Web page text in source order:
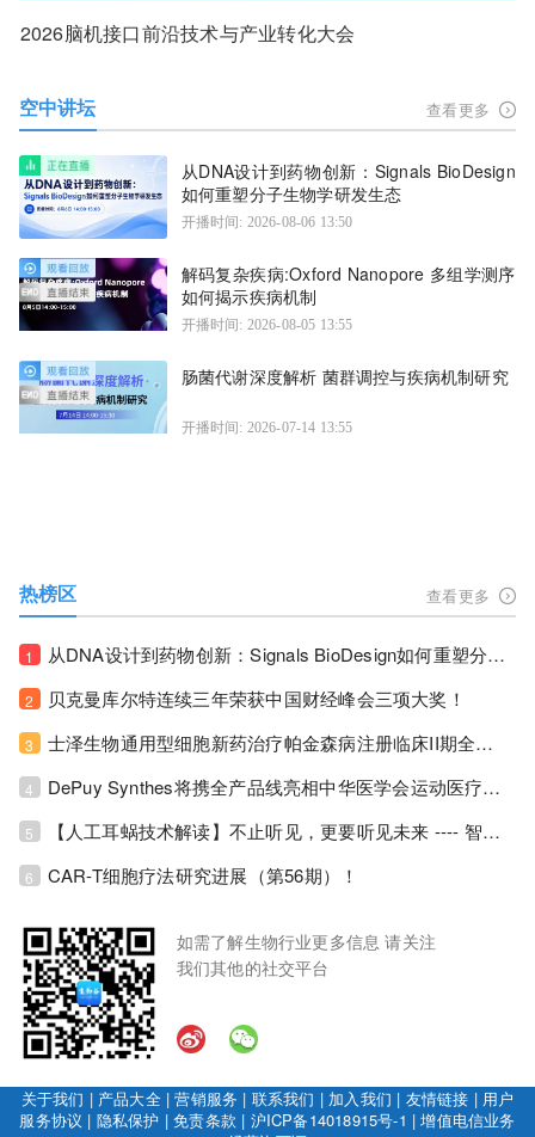
2026脑机接口前沿技术与产业转化大会
空中讲坛 查看更多
从DNA设计到药物创新：Signals BioDesign
如何重塑分子生物学研发生态
开播时间: 2026-08-06 13:50
解码复杂疾病:Oxford Nanopore 多组学测序
如何揭示疾病机制
开播时间: 2026-08-05 13:55
肠菌代谢深度解析 菌群调控与疾病机制研究
开播时间: 2026-07-14 13:55
热榜区 查看更多
1 从DNA设计到药物创新：Signals BioDesign如何重塑分子生物学研发生态！
2 贝克曼库尔特连续三年荣获中国财经峰会三项大奖！
3 士泽生物通用型细胞新药治疗帕金森病注册临床II期全部入组完成！
4 DePuy Synthes将携全产品线亮相中华医学会运动医疗分会大会，加码布局中国运动医学创新赛道！
5 【人工耳蜗技术解读】不止听见，更要听见未来 ---- 智能耳蜗，开启人工耳蜗技术新纪元！
6 CAR-T细胞疗法研究进展（第56期）！
如需了解生物行业更多信息 请关注
我们其他的社交平台
关于我们 | 产品大全|营销服务 | 联系我们 | 加入我们 | 友情链接 | 用户
服务协议 | 隐私保护 |免责条款 | 沪ICP备14018915号-1 |增值电信业务